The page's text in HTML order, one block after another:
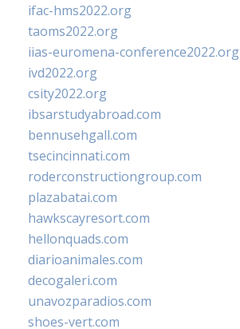
ifac-hms2022.org
taoms2022.org
iias-euromena-conference2022.org
ivd2022.org
csity2022.org
ibsarstudyabroad.com
bennusehgall.com
tsecincinnati.com
roderconstructiongroup.com
plazabatai.com
hawkscayresort.com
hellonquads.com
diarioanimales.com
decogaleri.com
unavozparadios.com
shoes-vert.com